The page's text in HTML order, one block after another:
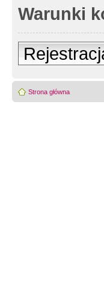
Warunki
Strona główna